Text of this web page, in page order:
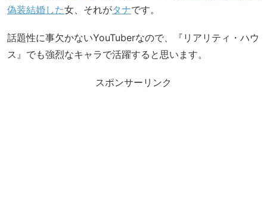
偽装結婚した女、それがタナです。
話題性に事欠かないYouTuberなので、『リアリティ・ハウ
ス』でも強烈なキャラで活躍すると思います。
スポンサーリンク